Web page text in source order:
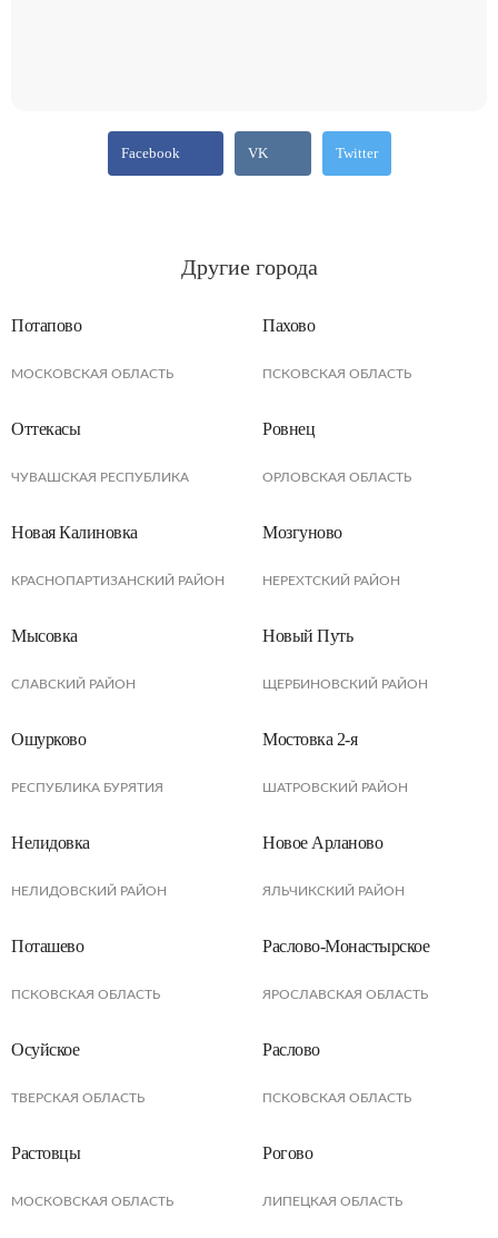
Facebook VK Twitter
Другие города
Потапово
МОСКОВСКАЯ ОБЛАСТЬ
Пахово
ПСКОВСКАЯ ОБЛАСТЬ
Оттекасы
ЧУВАШСКАЯ РЕСПУБЛИКА
Ровнец
ОРЛОВСКАЯ ОБЛАСТЬ
Новая Калиновка
КРАСНОПАРТИЗАНСКИЙ РАЙОН
Мозгуново
НЕРЕХТСКИЙ РАЙОН
Мысовка
СЛАВСКИЙ РАЙОН
Новый Путь
ЩЕРБИНОВСКИЙ РАЙОН
Ошурково
РЕСПУБЛИКА БУРЯТИЯ
Мостовка 2-я
ШАТРОВСКИЙ РАЙОН
Нелидовка
НЕЛИДОВСКИЙ РАЙОН
Новое Арланово
ЯЛЬЧИКСКИЙ РАЙОН
Поташево
ПСКОВСКАЯ ОБЛАСТЬ
Раслово-Монастырское
ЯРОСЛАВСКАЯ ОБЛАСТЬ
Осуйское
ТВЕРСКАЯ ОБЛАСТЬ
Раслово
ПСКОВСКАЯ ОБЛАСТЬ
Растовцы
МОСКОВСКАЯ ОБЛАСТЬ
Рогово
ЛИПЕЦКАЯ ОБЛАСТЬ